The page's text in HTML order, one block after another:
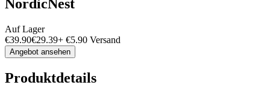
NordicNest
Auf Lager
€39.90€29.39+ €5.90 Versand
Angebot ansehen
Produktdetails